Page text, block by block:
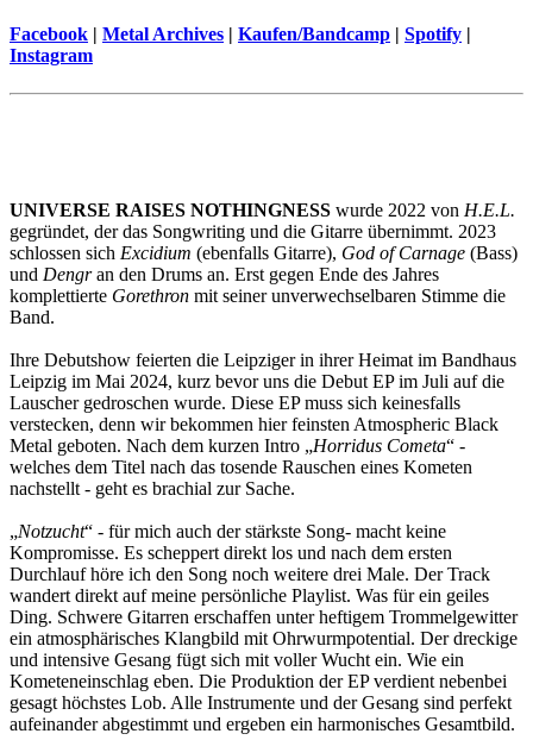
Facebook | Metal Archives | Kaufen/Bandcamp | Spotify |
Instagram
UNIVERSE RAISES NOTHINGNESS wurde 2022 von H.E.L.
gegründet, der das Songwriting und die Gitarre übernimmt. 2023
schlossen sich Excidium (ebenfalls Gitarre), God of Carnage (Bass)
und Dengran den Drums an. Erst gegen Ende des Jahres
komplettierte Gorethron mit seiner unverwechselbaren Stimme die
Band.
Ihre Debutshow feierten die Leipziger in ihrer Heimat im Bandhaus
Leipzig im Mai 2024, kurz bevor uns die Debut EP im Juli auf die
Lauscher gedroschen wurde. Diese EP muss sich keinesfalls
verstecken, denn wir bekommen hier feinsten Atmospheric Black
Metal geboten. Nach dem kurzen Intro „Horridus Cometa“ -
welches dem Titel nach das tosende Rauschen eines Kometen
nachstellt - geht es brachial zur Sache.
„Notzucht“ - für mich auch der stärkste Song- macht keine
Kompromisse. Es scheppert direkt los und nach dem ersten
Durchlauf höre ich den Song noch weitere drei Male. Der Track
wandert direkt auf meine persönliche Playlist. Was für ein geiles
Ding. Schwere Gitarren erschaffen unter heftigem Trommelgewitter
ein atmosphärisches Klangbild mit Ohrwurmpotential. Der dreckige
und intensive Gesang fügt sich mit voller Wucht ein. Wie ein
Kometeneinschlag eben. Die Produktion der EP verdient nebenbei
gesagt höchstes Lob. Alle Instrumente und der Gesang sind perfekt
aufeinander abgestimmt und ergeben ein harmonisches Gesamtbild.